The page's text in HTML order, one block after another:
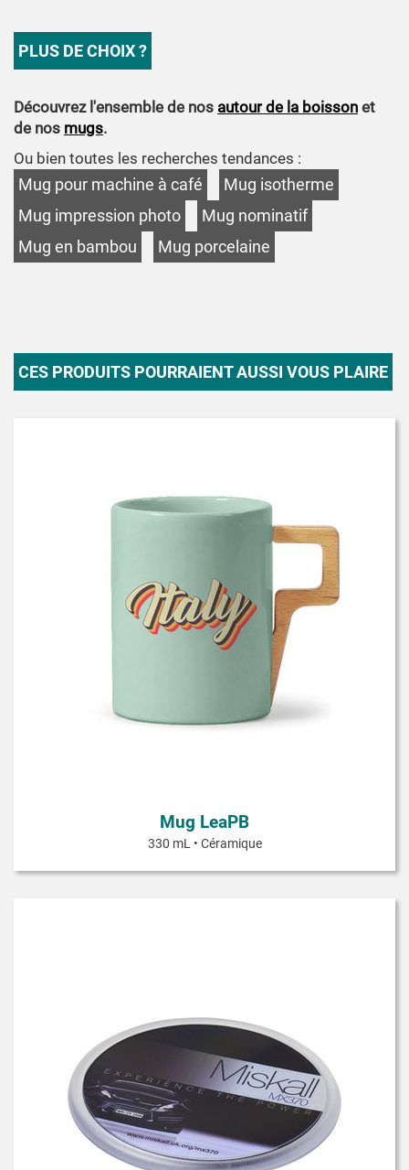
PLUS DE CHOIX ?
Découvrez l'ensemble de nos autour de la boisson et
de nos mugs.
Ou bien toutes les recherches tendances :
Mug pour machine à café
Mug isotherme
Mug impression photo
Mug nominatif
Mug en bambou
Mug porcelaine
CES PRODUITS POURRAIENT AUSSI VOUS PLAIRE
Mug LeaPB
330 mL • Céramique